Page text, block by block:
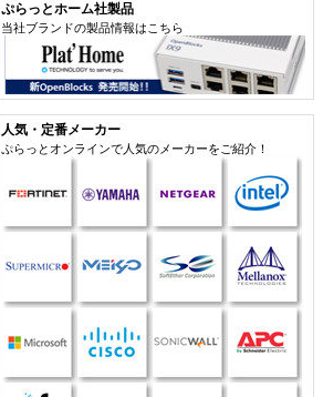
ぷらっとホーム社製品
当社ブランドの製品情報はこちら
人気・定番メーカー
ぷらっとオンラインで人気のメーカーをご紹介！